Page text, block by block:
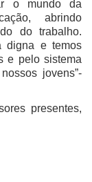
o mundo da
abrindo
do trabalho.
digna e temos
e pelo sistema
jovens”-
presentes,